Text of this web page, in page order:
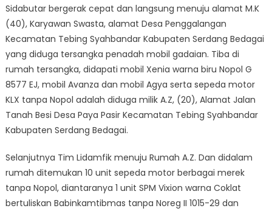
Sidabutar bergerak cepat dan langsung menuju alamat M.K
(40), Karyawan Swasta, alamat Desa Penggalangan
Kecamatan Tebing Syahbandar Kabupaten Serdang Bedagai
yang diduga tersangka penadah mobil gadaian. Tiba di
rumah tersangka, didapati mobil Xenia warna biru Nopol G
8577 EJ, mobil Avanza dan mobil Agya serta sepeda motor
KLX tanpa Nopol adalah diduga milik A.Z, (20), Alamat Jalan
Tanah Besi Desa Paya Pasir Kecamatan Tebing Syahbandar
Kabupaten Serdang Bedagai.
Selanjutnya Tim Lidamfik menuju Rumah A.Z. Dan didalam
rumah ditemukan 10 unit sepeda motor berbagai merek
tanpa Nopol, diantaranya 1 unit SPM Vixion warna Coklat
bertuliskan Babinkamtibmas tanpa Noreg II 1015-29 dan